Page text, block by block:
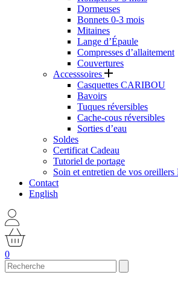
Dormeuses
Bonnets 0-3 mois
Mitaines
Lange d’Épaule
Compresses d’allaitement
Couvertures
Accesssoires
Casquettes CARIBOU
Bavoirs
Tuques réversibles
Cache-cous réversibles
Sorties d’eau
Soldes
Certificat Cadeau
Tutoriel de portage
Soin et entretien de vos
Contact
English
0